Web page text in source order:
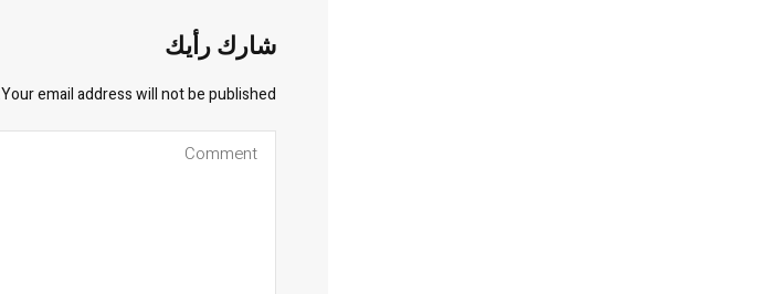
شارك رأيك
Your email address will not be published.